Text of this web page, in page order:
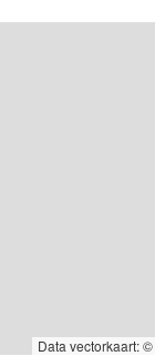
Data vectorkaart: ©